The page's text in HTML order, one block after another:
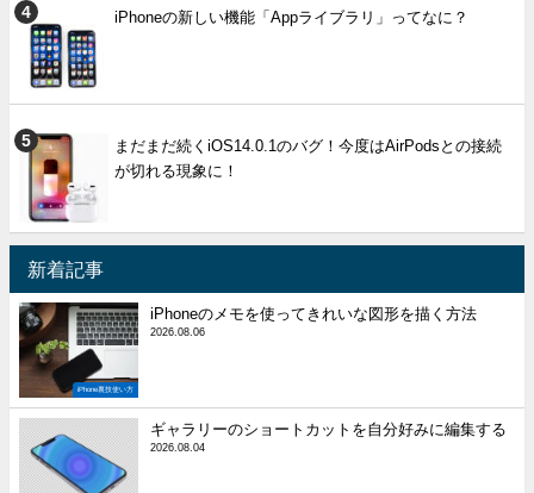
iPhoneの新しい機能「Appライブラリ」ってなに？
まだまだ続くiOS14.0.1のバグ！今度はAirPodsとの接続
が切れる現象に！
新着記事
iPhone裏技使い方
iPhoneのメモを使ってきれいな図形を描く方法
2026.08.06
ギャラリーのショートカットを自分好みに編集する
2026.08.04